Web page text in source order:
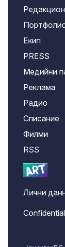
Екип
PRESS
Медийни
Реклама
Радио
Списание
Филми
RSS
Лични